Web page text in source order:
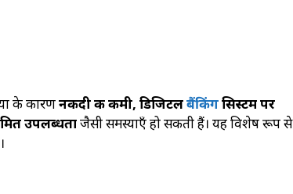
के कारणनकदी की कमी, डिजिटलबैंकिंगसिस्टम पर
उपलब्धताजैसी समस्याएँ हो सकती हैं। यह विशेष रूप से